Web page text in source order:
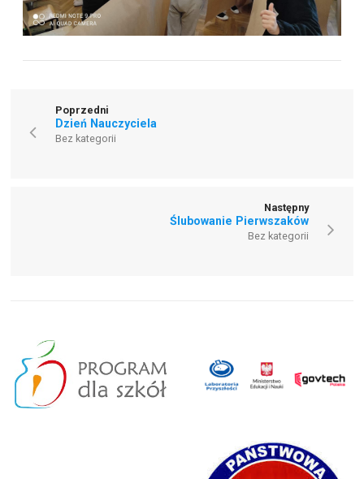
Poprzedni
Dzień Nauczyciela
Bez kategorii
Następny
Ślubowanie Pierwszaków
Bez kategorii